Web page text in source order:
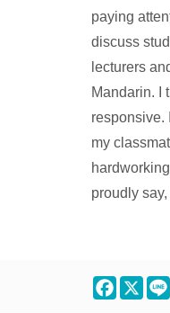
paying
discuss
lecturers
Mandarin. I
responsive.
my
proudly
Facebook
X